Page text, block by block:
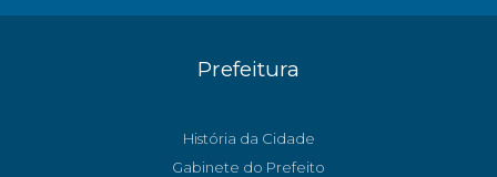
Prefeitura
História da Cidade
Gabinete do Prefeito